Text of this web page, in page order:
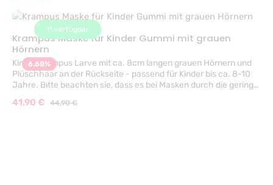
11verfügbar
6.68%
Krampus Maske für Kinder Gummi mit grauen
Hörnern
Kinder Krampus Larve mit ca. 8cm langen grauen Hörnern und
Plüschhaar an der Rückseite - passend für Kinder bis ca. 8-10
Jahre. Bitte beachten sie, dass es bei Masken durch die geringe
Durchblickmöglichkeit immer Sichteinschränkungen kommen
kann! TIP für einen Perfekten Auftritt, die Augenöffung